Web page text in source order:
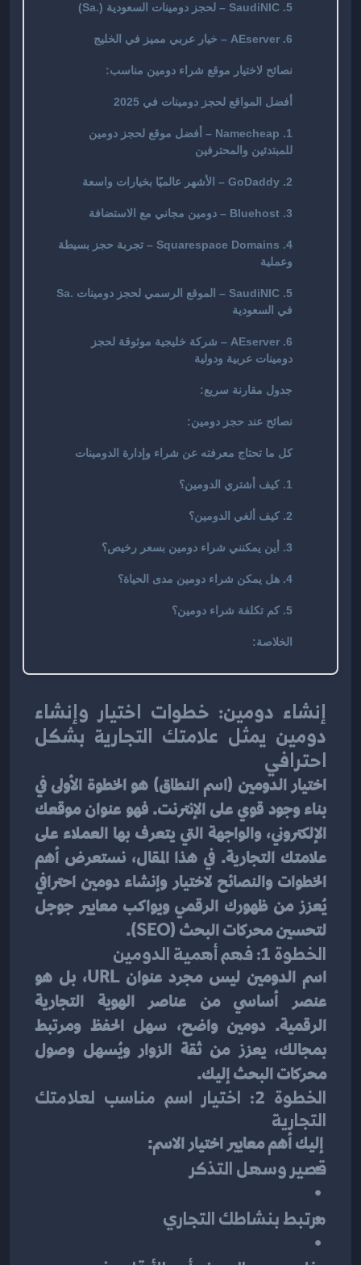
5. SaudiNIC – لحجز دومينات السعودية (.sa)
6. AEserver – خيار عربي مميز في الخليج
نصائح لاختيار موقع شراء دومين مناسب:
أفضل المواقع لحجز دومينات في 2025
1. Namecheap – أفضل موقع لحجز دومين
للمبتدئين والمحترفين
2. GoDaddy – الأشهر عالميًا بخيارات واسعة
3. Bluehost – دومين مجاني مع الاستضافة
4. Squarespace Domains – تجربة حجز بسيطة
وعملية
5. SaudiNIC – الموقع الرسمي لحجز دومينات .sa
في السعودية
6. AEserver – شركة خليجية موثوقة لحجز
دومينات عربية ودولية
جدول مقارنة سريع:
نصائح عند حجز دومين:
كل ما تحتاج معرفته عن شراء وإدارة الدومينات
1. كيف أشتري الدومين؟
2. كيف ألغي الدومين؟
3. أين يمكنني شراء دومين بسعر رخيص؟
4. هل يمكن شراء دومين مدى الحياة؟
5. كم تكلفة شراء دومين؟
الخلاصة:
احترافي
لتحسين محركات البحث (SEO).
الخطوة 1: فهم أهمية الدومين
محركات البحث إليك.
التجارية
إليك أهم معايير اختيار الاسم:
قصير وسهل التذكر
مرتبط بنشاطك التجاري